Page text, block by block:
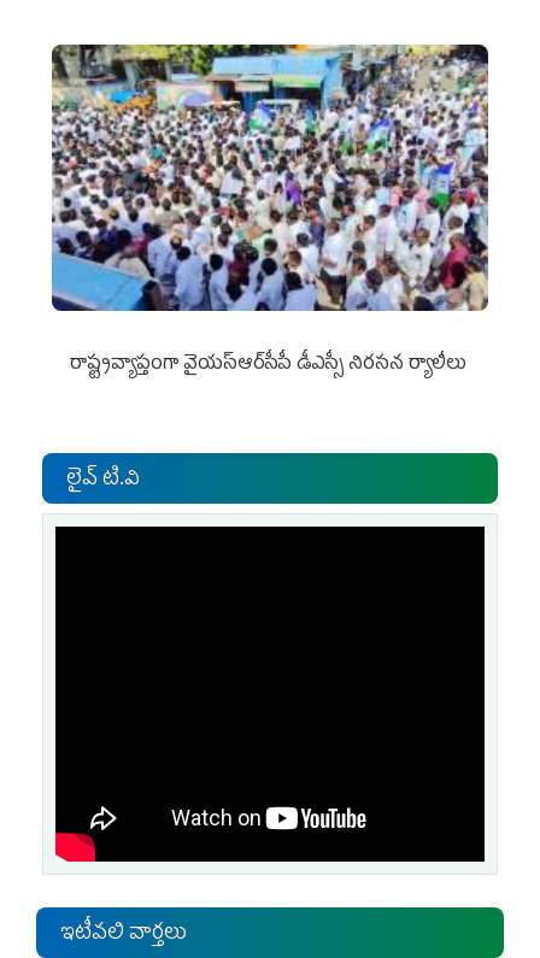
రాష్ట్రవ్యాప్తంగా వైయ‌స్ఆర్‌సీపీ డీఎస్సీ నిరసన ర్యాలీలు
లైవ్ టి.వి
ఇటీవలి వార్తలు